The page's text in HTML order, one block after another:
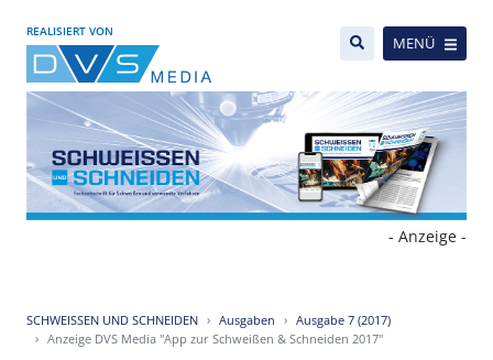
REALISIERT VON
MENÜ
- Anzeige -
SCHWEISSEN UND SCHNEIDEN Ausgaben
Ausgabe 7 (2017)
Anzeige DVS Media "App zur Schweißen & Schneiden 2017"